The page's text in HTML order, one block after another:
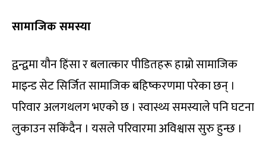
सामाजिक समस्या
द्वन्द्वमा यौन हिंसा र बलात्कार पीडितहरू हाम्रो सामाजिक
माइन्ड सेट सिर्जित सामाजिक बहिष्करणमा परेका छन् ।
परिवार अलगथलग भएको छ । स्वास्थ्य समस्याले पनि घटना
लुकाउन सकिंदैन । यसले परिवारमा अविश्वास सुरु हुन्छ ।